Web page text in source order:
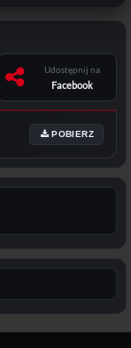
Udostępnij na
Facebook
POBIERZ